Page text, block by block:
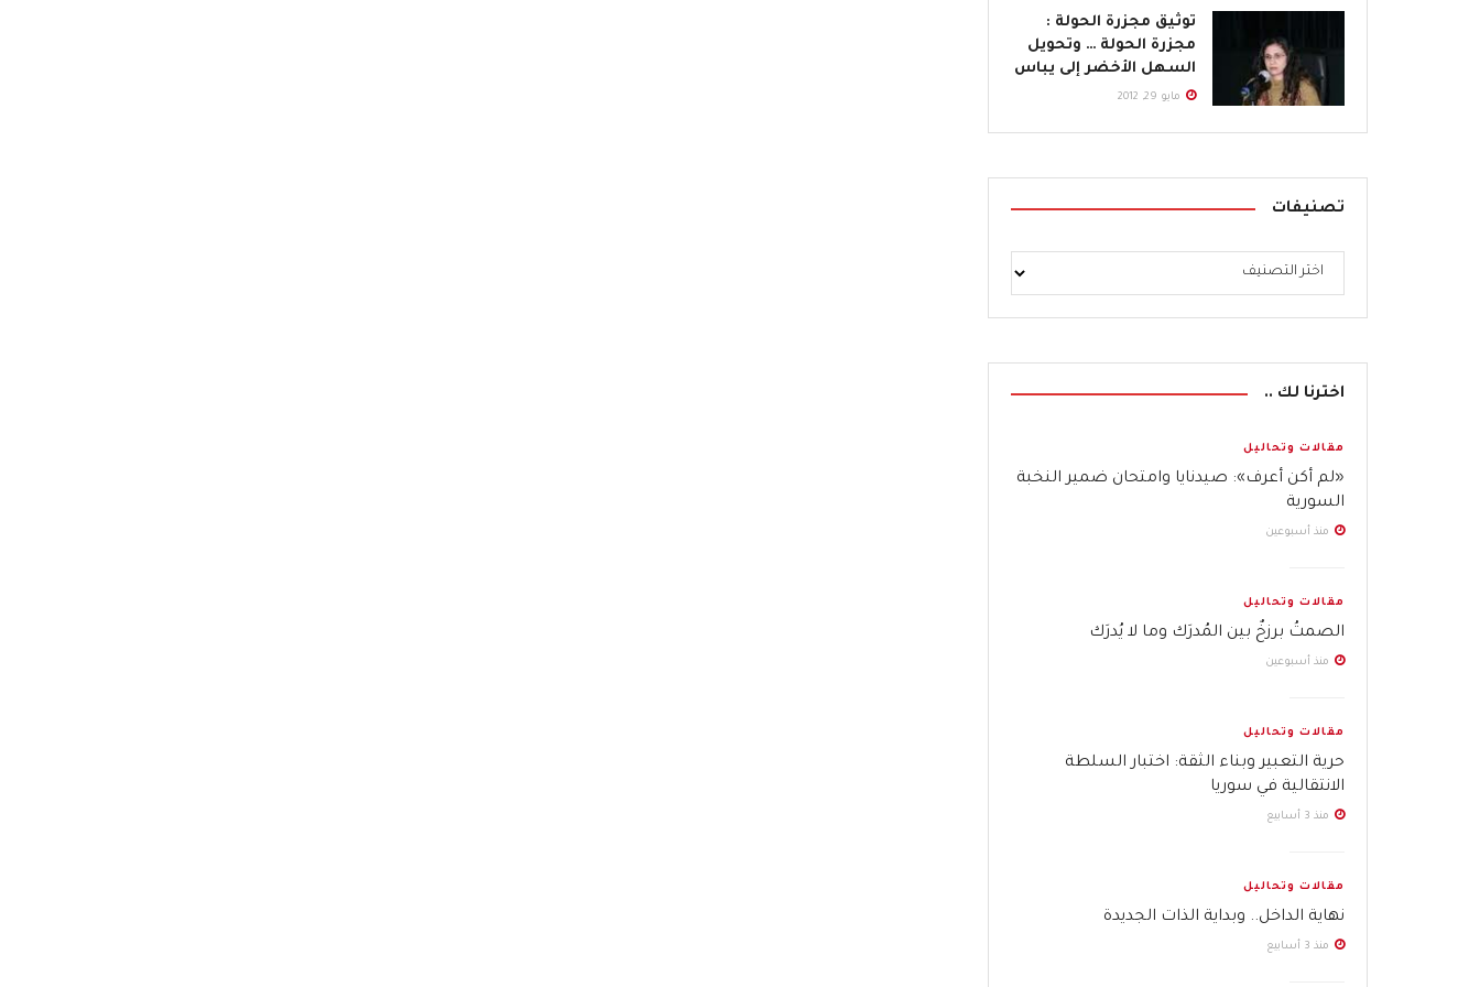
توثيق مجزرة الحولة :
مجزرة الحولة … وتحويل
السهل الأخضر إلى يباس
مايو 29, 2012
تصنيفات
اخترنا لك ..
مقالات وتحاليل
«لم أكن أعرف»: صيدنايا وامتحان ضمير النخبة
السورية
منذ أسبوعين
مقالات وتحاليل
الصمتُ برزخٌ بين المُدرَك وما لا يُدرَك
منذ أسبوعين
مقالات وتحاليل
حرية التعبير وبناء الثقة: اختبار السلطة
الانتقالية في سوريا
منذ 3 أسابيع
مقالات وتحاليل
نهاية الداخل.. وبداية الذات الجديدة
منذ 3 أسابيع